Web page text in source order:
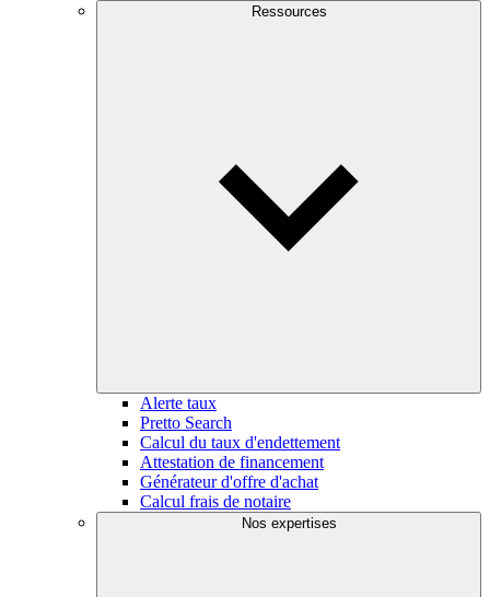
Ressources
Alerte taux
Pretto Search
Calcul du taux d'endettement
Attestation de financement
Générateur d'offre d'achat
Calcul frais de notaire
Nos expertises